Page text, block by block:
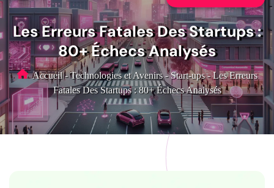
Les Erreurs Fatales Des Startups :
80+ Échecs Analysés
Accueil - Technologies et Avenirs - Start-ups - Les Erreurs
Fatales Des Startups : 80+ Échecs Analysés